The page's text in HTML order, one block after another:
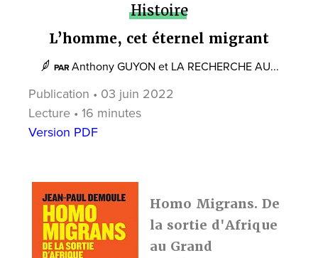
Histoire
L’homme, cet éternel migrant
PAR Anthony GUYON et LA RECHERCHE AU...
Publication • 03 juin 2022
Lecture • 16 minutes
Version PDF
Homo Migrans. De
la sortie d'Afrique
au Grand